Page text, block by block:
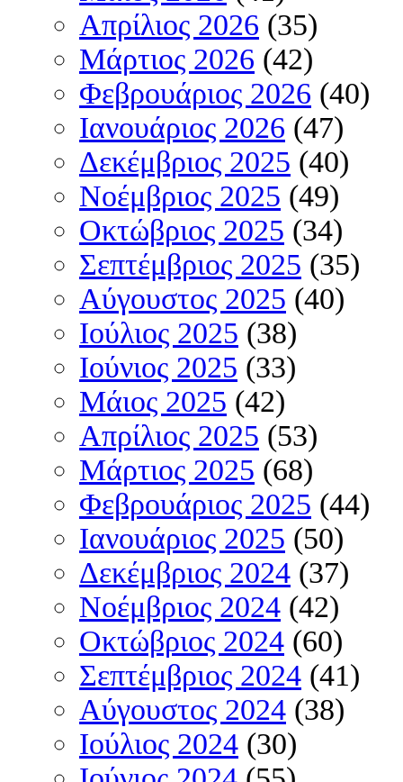
Απρίλιος 2026 (35)
Μάρτιος 2026 (42)
Φεβρουάριος 2026 (40)
Ιανουάριος 2026 (47)
Δεκέμβριος 2025 (40)
Νοέμβριος 2025 (49)
Οκτώβριος 2025 (34)
Σεπτέμβριος 2025 (35)
Αύγουστος 2025 (40)
Ιούλιος 2025 (38)
Ιούνιος 2025 (33)
Μάιος 2025 (42)
Απρίλιος 2025 (53)
Μάρτιος 2025 (68)
Φεβρουάριος 2025 (44)
Ιανουάριος 2025 (50)
Δεκέμβριος 2024 (37)
Νοέμβριος 2024 (42)
Οκτώβριος 2024 (60)
Σεπτέμβριος 2024 (41)
Αύγουστος 2024 (38)
Ιούλιος 2024 (30)